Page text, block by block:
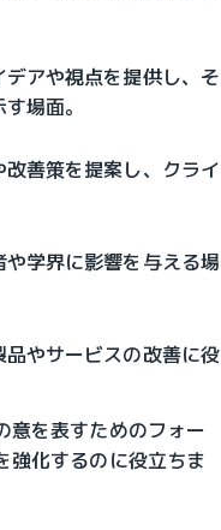
アや視点を提供し、そ
場面。
善策を提案し、クライ
学界に影響を与える場
やサービスの改善に役
意を表すためのフォー
強化するのに役立ちま